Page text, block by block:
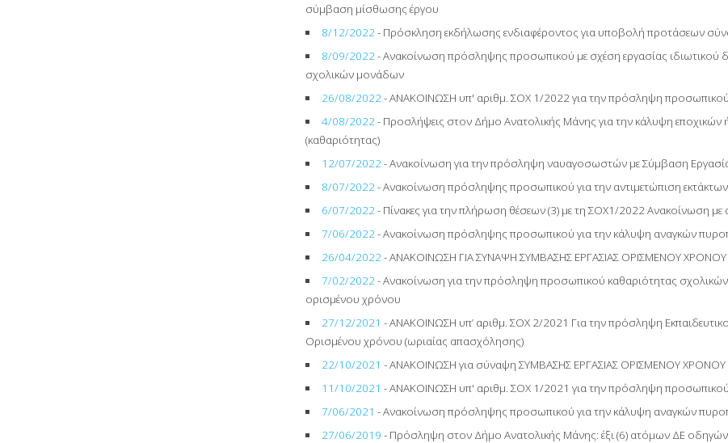
σύμβαση μίσθωσης έργου
8/12/2022- Πρόσκληση εκδήλωσης ενδιαφέροντος για υποβολή προτάσεων
8/09/2022- Ανακοίνωση πρόσληψης προσωπικού με σχέση εργασίας ιδιωτικού
σχολικών μονάδων
26/08/2022- ΑΝΑΚΟΙΝΩΣΗ υπ' αριθμ. ΣΟΧ 1/2022 για την πρόσληψη
4/08/2022- Προσλήψεις στον Δήμο Ανατολικής Μάνης για την κάλυψη
(καθαριότητας)
12/07/2022- Ανακοίνωση για την πρόσληψη ναυαγοσωστών με Σύμβαση
8/07/2022- Ανακοίνωση πρόσληψης προσωπικού για την αντιμετώπιση
6/07/2022- Πίνακες για την πλήρωση θέσεων (3) με τη ΣΟΧ1/2022 Ανακοίνωση
7/06/2022- Ανακοίνωση πρόσληψης προσωπικού για την κάλυψη αναγκών
26/04/2022- ΑΝΑΚΟΙΝΩΣΗ ΓΙΑ ΣΥΝΑΨΗ ΣΥΜΒΑΣΗΣ ΕΡΓΑΣΙΑΣ ΟΡΙΣΜΕΝΟΥ ΧΡΟΝΟΥ
7/02/2022- Ανακοίνωση για την πρόσληψη προσωπικού καθαριότητας
ορισμένου χρόνου
27/12/2021 - ΑΝΑΚΟΙΝΩΣΗ υπ’ αριθμ. ΣΟΧ 2/2021 Για την πρόσληψη
Ορισμένου χρόνου (ωριαίας απασχόλησης)
22/10/2021 - ΑΝΑΚΟΙΝΩΣΗ για σύναψη ΣΥΜΒΑΣΗΣ ΕΡΓΑΣΙΑΣ ΟΡΙΣΜΕΝΟΥ ΧΡΟΝΟΥ
11/10/2021 - ΑΝΑΚΟΙΝΩΣΗ υπ' αριθμ. ΣΟΧ 1/2021 για την πρόσληψη
7/06/2021 - Ανακοίνωση πρόσληψης προσωπικού για την κάλυψη αναγκών
27/06/2019 - Πρόσληψη στον Δήμο Ανατολικής Μάνης: έξι (6) ατόμων ΔΕ οδηγών